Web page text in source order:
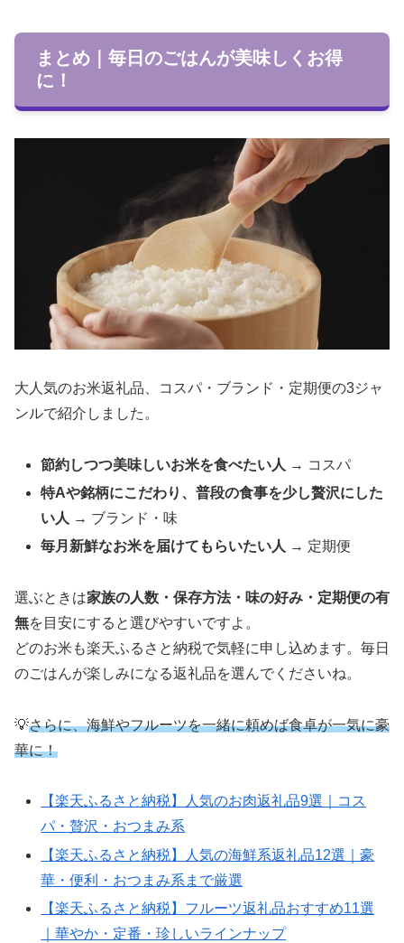
まとめ｜毎日のごはんが美味しくお得
に！
大人気のお米返礼品、コスパ・ブランド・定期便の3ジャ
ンルで紹介しました。
節約しつつ美味しいお米を食べたい人 → コスパ
特Aや銘柄にこだわり、普段の食事を少し贅沢にした
い人 → ブランド・味
毎月新鮮なお米を届けてもらいたい人 → 定期便
選ぶときは家族の人数・保存方法・味の好み・定期便の有
無を目安にすると選びやすいですよ。
どのお米も楽天ふるさと納税で気軽に申し込めます。毎日
のごはんが楽しみになる返礼品を選んでくださいね。
💡さらに、海鮮やフルーツを一緒に頼めば食卓が一気に豪
華に！
【楽天ふるさと納税】人気のお肉返礼品9選｜コス
パ・贅沢・おつまみ系
【楽天ふるさと納税】人気の海鮮系返礼品12選｜豪
華・便利・おつまみ系まで厳選
【楽天ふるさと納税】フルーツ返礼品おすすめ11選
｜華やか・定番・珍しいラインナップ